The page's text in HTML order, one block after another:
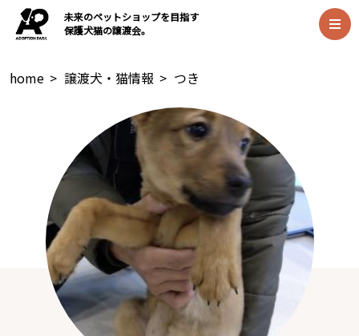
未来のペットショップを目指す
保護犬猫の譲渡会。
home > 譲渡犬・猫情報 > つき